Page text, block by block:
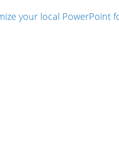
your local PowerPoint